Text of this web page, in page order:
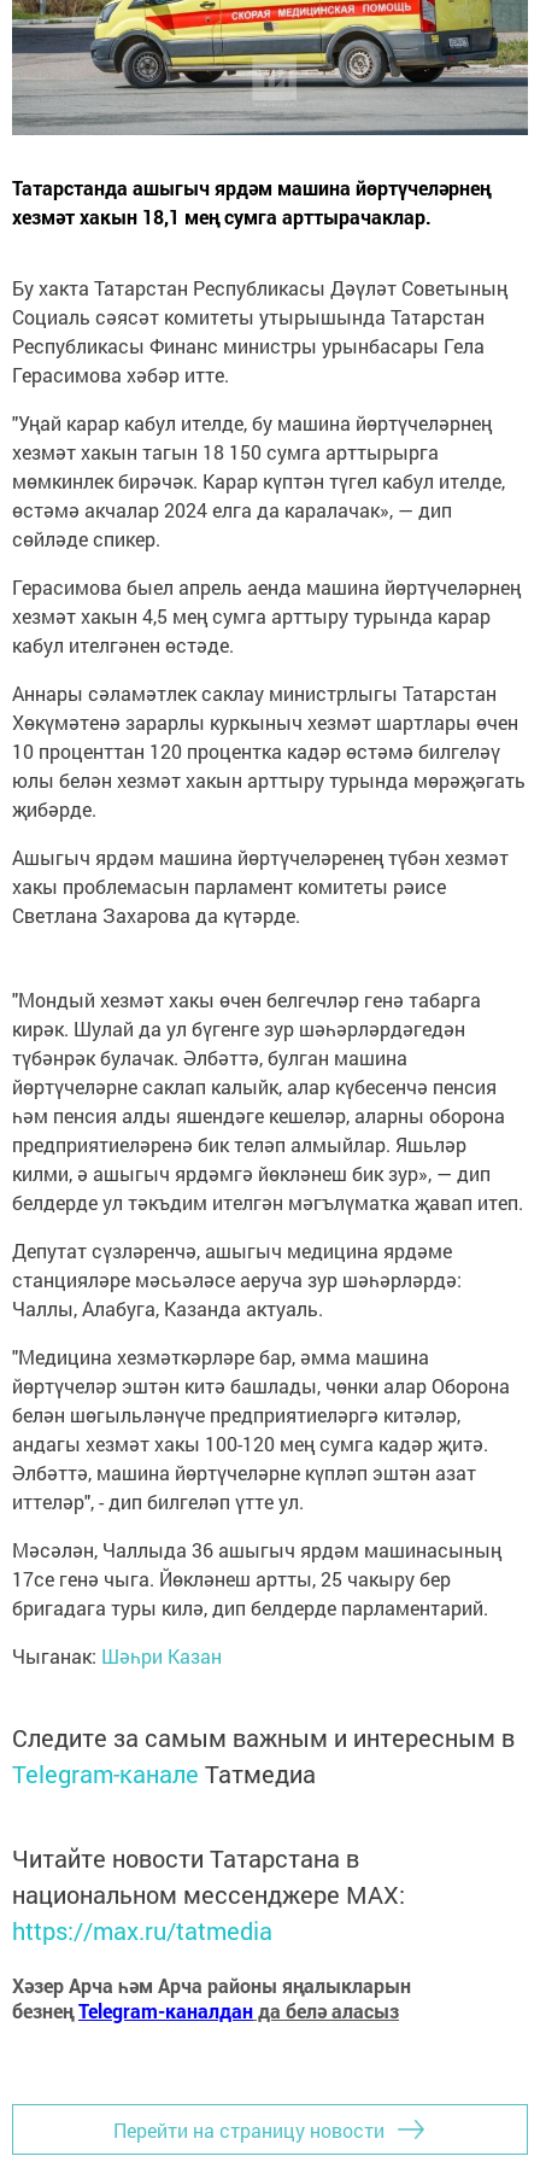
Татарстанда ашыгыч ярдәм машина йөртүчеләрнең
хезмәт хакын 18,1 мең сумга арттырачаклар.
Бу хакта Татарстан Республикасы Дәүләт Советының
Социаль сәясәт комитеты утырышында Татарстан
Республикасы Финанс министры урынбасары Гела
Герасимова хәбәр итте.
"Уңай карар кабул ителде, бу машина йөртүчеләрнең
хезмәт хакын тагын 18 150 сумга арттырырга
мөмкинлек бирәчәк. Карар күптән түгел кабул ителде,
өстәмә акчалар 2024 елга да каралачак», — дип
сөйләде спикер.
Герасимова быел апрель аенда машина йөртүчеләрнең
хезмәт хакын 4,5 мең сумга арттыру турында карар
кабул ителгәнен өстәде.
Аннары сәламәтлек саклау министрлыгы Татарстан
Хөкүмәтенә зарарлы куркыныч хезмәт шартлары өчен
10 проценттан 120 процентка кадәр өстәмә билгеләү
юлы белән хезмәт хакын арттыру турында мөрәҗәгать
җибәрде.
Ашыгыч ярдәм машина йөртүчеләренең түбән хезмәт
хакы проблемасын парламент комитеты рәисе
Светлана Захарова да күтәрде.
"Мондый хезмәт хакы өчен белгечләр генә табарга
кирәк. Шулай да ул бүгенге зур шәһәрләрдәгедән
түбәнрәк булачак. Әлбәттә, булган машина
йөртүчеләрне саклап калыйк, алар күбесенчә пенсия
һәм пенсия алды яшендәге кешеләр, аларны оборона
предприятиеләренә бик теләп алмыйлар. Яшьләр
килми, ә ашыгыч ярдәмгә йөкләнеш бик зур», — дип
белдерде ул тәкъдим ителгән мәгълүматка җавап итеп.
Депутат сүзләренчә, ашыгыч медицина ярдәме
станцияләре мәсьәләсе аеруча зур шәһәрләрдә:
Чаллы, Алабуга, Казанда актуаль.
"Медицина хезмәткәрләре бар, әмма машина
йөртүчеләр эштән китә башлады, чөнки алар Оборона
белән шөгыльләнүче предприятиеләргә китәләр,
андагы хезмәт хакы 100-120 мең сумга кадәр җитә.
Әлбәттә, машина йөртүчеләрне күпләп эштән азат
иттеләр", - дип билгеләп үтте ул.
Мәсәлән, Чаллыда 36 ашыгыч ярдәм машинасының
17се генә чыга. Йөкләнеш артты, 25 чакыру бер
бригадага туры килә, дип белдерде парламентарий.
Чыганак: Шәһри Казан
Следите за самым важным и интересным в
Telegram-канале Татмедиа
Читайте новости Татарстана в
национальном мессенджере MАХ:
https://max.ru/tatmedia
Хәзер Арча һәм Арча районы яңалыкларын
безнеңTelegram-каналданда белә аласыз
Перейти на страницу новости